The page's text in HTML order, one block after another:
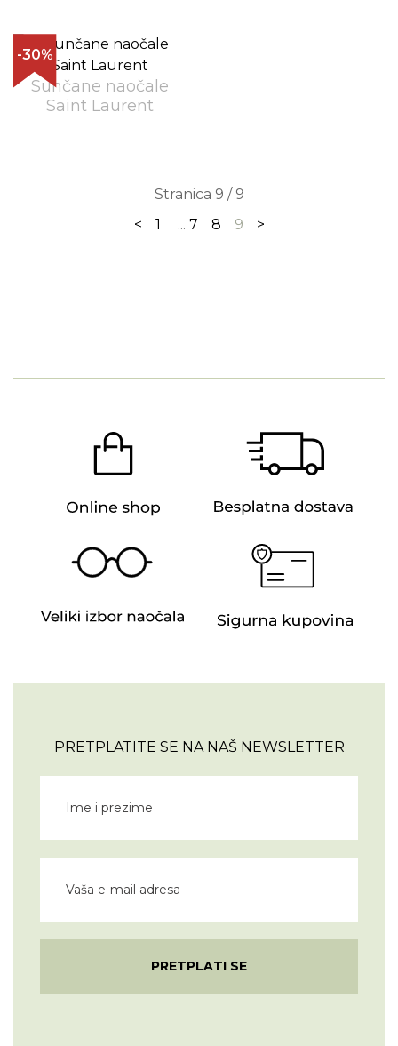
-30%
Sunčane naočale
Saint Laurent
Stranica 9 / 9
<
1 ... 7 8 9 >
PRETPLATITE SE NA NAŠ NEWSLETTER
PRETPLATI SE